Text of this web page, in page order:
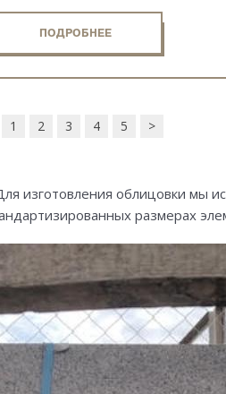
ПОДРОБНЕЕ
1 2 3 4 5 >
изготовления облицовки мы
размерах